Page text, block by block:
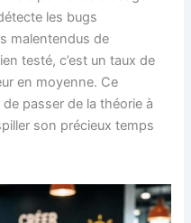
les bugs
malentendus de
testé, c’est un taux de
en moyenne. Ce
passer de la théorie à
son précieux temps